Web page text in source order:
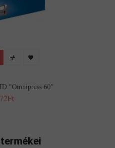
"Omnipress 60"